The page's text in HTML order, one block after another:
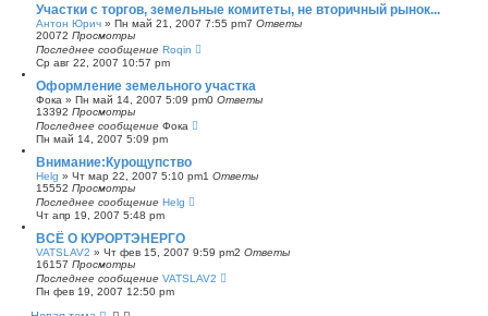
Участки с торгов, земельные комитеты, не вторичный рынок...
Антон Юрич » Пн май 21, 2007 7:55 pm7 Ответы
20072 Просмотры
Последнее сообщение Roqin
Ср авг 22, 2007 10:57 pm
Оформление земельного участка
Фока » Пн май 14, 2007 5:09 pm0 Ответы
13392 Просмотры
Последнее сообщение Фока
Пн май 14, 2007 5:09 pm
Внимание:Курощупство
Helg » Чт мар 22, 2007 5:10 pm1 Ответы
15552 Просмотры
Последнее сообщение Helg
Чт апр 19, 2007 5:48 pm
ВСЁ О КУРОРТЭНЕРГО
VATSLAV2 » Чт фев 15, 2007 9:59 pm2 Ответы
16157 Просмотры
Последнее сообщение VATSLAV2
Пн фев 19, 2007 12:50 pm